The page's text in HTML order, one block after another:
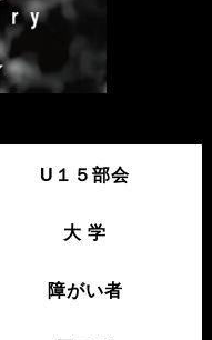
U１５部会
大 学
障がい者